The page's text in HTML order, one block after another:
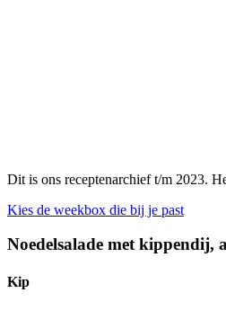
Dit is ons receptenarchief t/m 2023.
Kies de weekbox die bij je past
Noedelsalade met kippendij,
Kip